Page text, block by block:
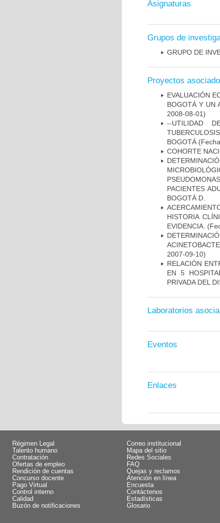
Asignaturas
Grupos de
GRUPO DE
Proyectos
EVALUACIÓN
BOGOTÁ Y UN
2008-08-01)
--UTILIDAD
BOGOTÁ
COHORTE
PACIENTES
BOGOTÁ D.
HISTORIA
EVIDENCIA.
2007-09-10)
RELACIÓN
EN 5
PRIVADA DEL
Laboratorios
Eventos
Enlaces
Régimen Legal
Talento humano
Contratación
Ofertas de empleo
Rendición de cuentas
Concurso docente
Pago Virtual
Control interno
Calidad
Buzón de notificaciones
Correo institucional
Mapa del sitio
Redes Sociales
FAQ
Quejas y reclamos
Atención en línea
Encuesta
Contáctenos
Estadísticas
Glosario